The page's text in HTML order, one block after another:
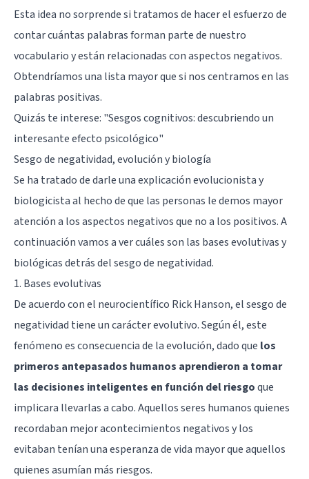
Esta idea no sorprende si tratamos de hacer el esfuerzo de
contar cuántas palabras forman parte de nuestro
vocabulario y están relacionadas con aspectos negativos.
Obtendríamos una lista mayor que si nos centramos en las
palabras positivas.
Quizás te interese: "Sesgos cognitivos: descubriendo un
interesante efecto psicológico"
Sesgo de negatividad, evolución y biología
Se ha tratado de darle una explicación evolucionista y
biologicista al hecho de que las personas le demos mayor
atención a los aspectos negativos que no a los positivos. A
continuación vamos a ver cuáles son las bases evolutivas y
biológicas detrás del sesgo de negatividad.
1. Bases evolutivas
De acuerdo con el neurocientífico Rick Hanson, el sesgo de
negatividad tiene un carácter evolutivo. Según él, este
fenómeno es consecuencia de la evolución, dado que los
primeros antepasados humanos aprendieron a tomar
las decisiones inteligentes en función del riesgoque
implicara llevarlas a cabo. Aquellos seres humanos quienes
recordaban mejor acontecimientos negativos y los
evitaban tenían una esperanza de vida mayor que aquellos
quienes asumían más riesgos.